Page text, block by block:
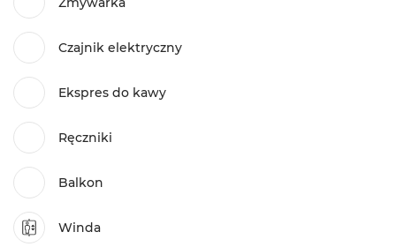
Czajnik elektryczny
Ekspres do kawy
Ręczniki
Balkon
Winda